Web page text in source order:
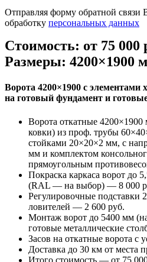
Отправляя форму обратной связи
обработку персональных данных
Стоимость: от 75 000
Размеры: 4200×1900
Ворота 4200×1900 с элементами
на готовый фундамент и
Ворота откатные
ковки) из проф. трубы
стойками 20×20×2 мм, с
мм и комплектом
прямоугольным
Покраска каркаса ворот до
(RAL — на выбор) — 8 000
Регулировочные подставки
ловителей — 2 600 руб.
Монтаж ворот до 5400 мм
готовые металлические
Засов на откатные ворота с
Доставка до 30 км от места
Итого стоимость — от 75